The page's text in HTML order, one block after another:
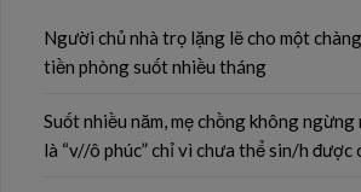
Người chủ nhà trọ lặng lẽ cho một
tiền phòng suốt nhiều tháng
Suốt nhiều năm, mẹ chồng không
là “v//ô phúc” chỉ vì chưa thể sin/h được